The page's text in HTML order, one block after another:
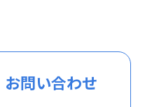
お問い合わせ